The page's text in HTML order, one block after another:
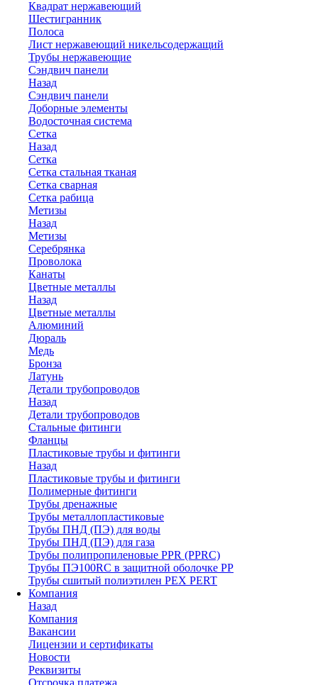
Квадрат нержавеющий
Шестигранник
Полоса
Лист нержавеющий никельсодержащий
Трубы нержавеющие
Сэндвич панели
Назад
Сэндвич панели
Доборные элементы
Водосточная система
Сетка
Назад
Сетка
Сетка стальная тканая
Сетка сварная
Сетка рабица
Метизы
Назад
Метизы
Серебрянка
Проволока
Канаты
Цветные металлы
Назад
Цветные металлы
Алюминий
Дюраль
Медь
Бронза
Латунь
Детали трубопроводов
Назад
Детали трубопроводов
Стальные фитинги
Фланцы
Пластиковые трубы и фитинги
Назад
Пластиковые трубы и фитинги
Полимерные фитинги
Трубы дренажные
Трубы металлопластиковые
Трубы ПНД (ПЭ) для воды
Трубы ПНД (ПЭ) для газа
Трубы полипропиленовые PPR (PPRC)
Трубы ПЭ100RC в защитной оболочке PP
Трубы сшитый полиэтилен PEX PERT
Компания
Назад
Компания
Вакансии
Лицензии и сертификаты
Новости
Реквизиты
Отсрочка платежа